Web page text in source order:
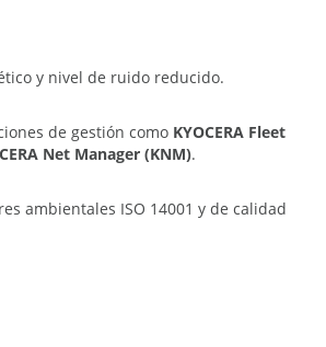
y nivel de ruido reducido.
de gestión como KYOCERA Fleet
Net Manager (KNM).
ambientales ISO 14001 y de calidad